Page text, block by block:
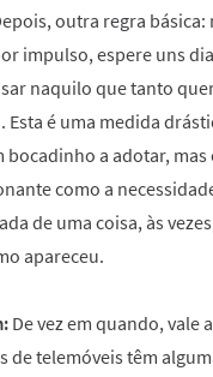
outra regra básica:
impulso, espere uns
naquilo que tanto
Esta é uma medida
bocadinho a adotar, mas
como a
de uma coisa, às
apareceu.
De vez em quando, vale
de telemóveis têm